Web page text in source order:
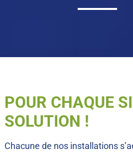
POUR CHAQUE
SOLUTION !
Chacune de nos installations